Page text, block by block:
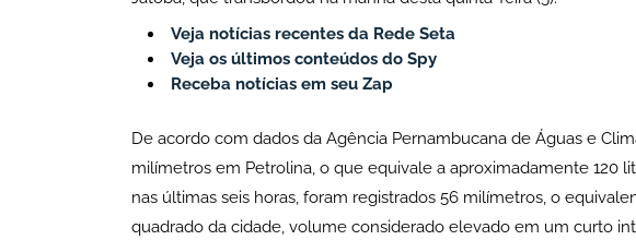
Veja notícias recentes da Rede Seta
Veja os últimos conteúdos do Spy
Receba notícias em seu Zap
De acordo com dados da Agência Pernambucana de Águas e
milímetros em Petrolina, o que equivale a aproximadamente 120
nas últimas seis horas, foram registrados 56 milímetros, o
quadrado da cidade, volume considerado elevado em um curto